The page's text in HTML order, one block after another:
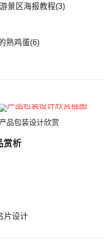
景区海报教程(3)
熟鸡蛋(6)
产品包装设计欣赏
赏析
片设计